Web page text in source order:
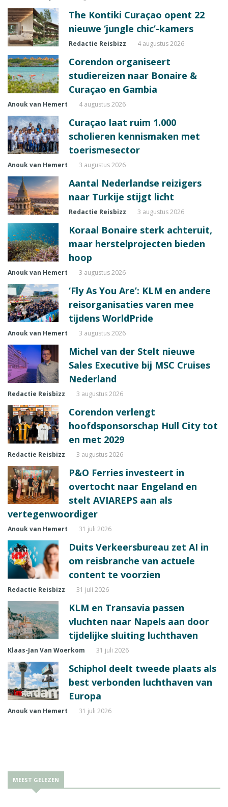
The Kontiki Curaçao opent 22
nieuwe ‘jungle chic’-kamers
Redactie Reisbizz 4 augustus 2026
Corendon organiseert
studiereizen naar Bonaire &
Curaçao en Gambia
Anouk van Hemert 4 augustus 2026
Curaçao laat ruim 1.000
scholieren kennismaken met
toerismesector
Anouk van Hemert 3 augustus 2026
Aantal Nederlandse reizigers
naar Turkije stijgt licht
Redactie Reisbizz 3 augustus 2026
Koraal Bonaire sterk achteruit,
maar herstelprojecten bieden
hoop
Anouk van Hemert 3 augustus 2026
‘Fly As You Are’: KLM en andere
reisorganisaties varen mee
tijdens WorldPride
Anouk van Hemert 3 augustus 2026
Michel van der Stelt nieuwe
Sales Executive bij MSC Cruises
Nederland
Redactie Reisbizz 3 augustus 2026
Corendon verlengt
hoofdsponsorschap Hull City tot
en met 2029
Redactie Reisbizz 3 augustus 2026
P&O Ferries investeert in
overtocht naar Engeland en
stelt AVIAREPS aan als
vertegenwoordiger
Anouk van Hemert 31 juli 2026
Duits Verkeersbureau zet AI in
om reisbranche van actuele
content te voorzien
Redactie Reisbizz 31 juli 2026
KLM en Transavia passen
vluchten naar Napels aan door
tijdelijke sluiting luchthaven
Klaas-Jan Van Woerkom 31 juli 2026
Schiphol deelt tweede plaats als
best verbonden luchthaven van
Europa
Anouk van Hemert 31 juli 2026
MEEST GELEZEN